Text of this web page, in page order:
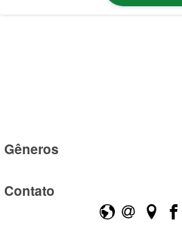
Gêneros
Contato